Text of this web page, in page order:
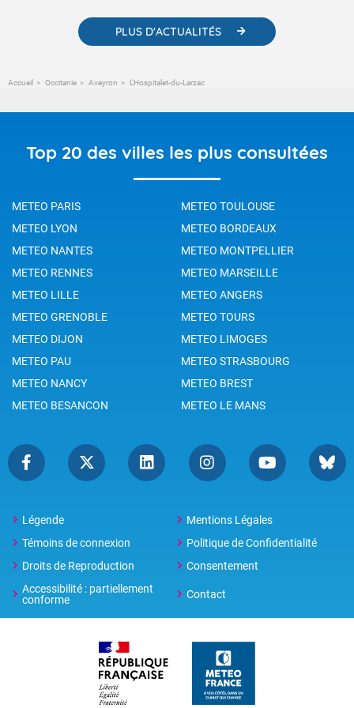
PLUS D'ACTUALITÉS
Accueil Occitanie Aveyron L'Hospitalet-du-Larzac
Top 20 des villes les plus consultées
METEO PARIS
METEO TOULOUSE
METEO LYON
METEO BORDEAUX
METEO NANTES
METEO MONTPELLIER
METEO RENNES
METEO MARSEILLE
METEO LILLE
METEO ANGERS
METEO GRENOBLE
METEO TOURS
METEO DIJON
METEO LIMOGES
METEO PAU
METEO STRASBOURG
METEO NANCY
METEO BREST
METEO BESANCON
METEO LE MANS
Légende
Mentions Légales
Témoins de connexion
Politique de Confidentialité
Droits de Reproduction
Consentement
Accessibilité : partiellement
conforme
Contact